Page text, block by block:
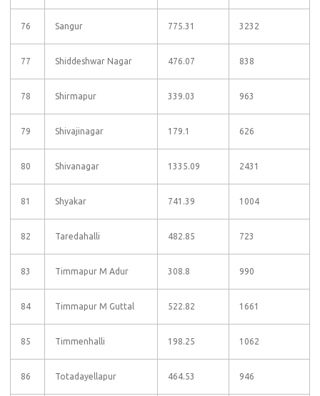
76 Sangur 775.31 3232
77 Shiddeshwar Nagar 476.07 838
78 Shirmapur 339.03 963
79 Shivajinagar 179.1 626
80 Shivanagar 1335.09 2431
81 Shyakar 741.39 1004
82 Taredahalli 482.85 723
83 Timmapur M Adur 308.8 990
84 Timmapur M Guttal 522.82 1661
85 Timmenhalli 198.25 1062
86 Totadayellapur 464.53 946